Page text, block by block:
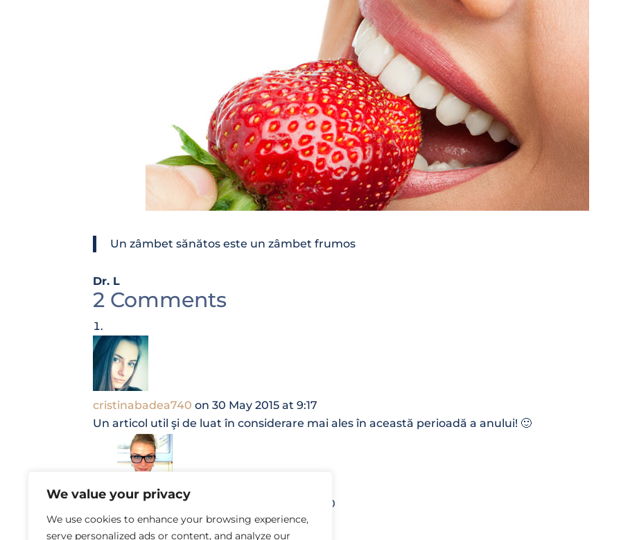
We value your privacy
We use cookies to enhance your browsing experience,
serve personalized ads or content, and analyze our
Un zâmbet sănătos este un zâmbet frumos
Dr. L
2 Comments
cristinabadea740 on 30 May 2015 at 9:17
Un articol util şi de luat în considerare mai ales în această perioadă a anului! 🙂
drlauracalbajos
on 30 May 2015 at 10:10
Multumesc pentru apreciere!